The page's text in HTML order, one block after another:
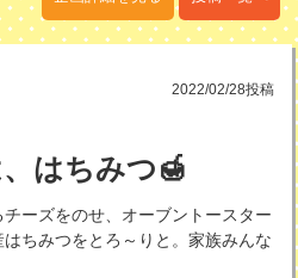
2022/02/28投稿
はちみつ🍯
ーズをのせ、オーブントースター
ちみつをとろ～りと。家族みんな